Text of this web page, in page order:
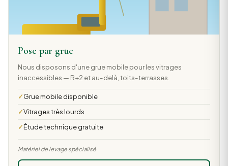
Pose par grue
Nous disposons d'une grue mobile pour les vitrages
inaccessibles — R+2 et au-delà, toits-terrasses.
Grue mobile disponible
Vitrages très lourds
Étude technique gratuite
Matériel de levage spécialisé